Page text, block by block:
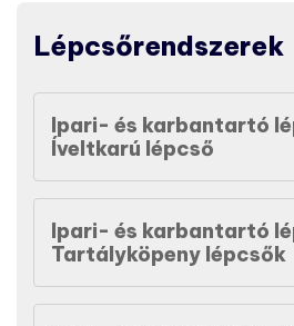
Lépcsőrendszerek
Ipari- és karbantartó
Íveltkarú lépcső
Ipari- és karbantartó
Tartályköpeny lépcsők